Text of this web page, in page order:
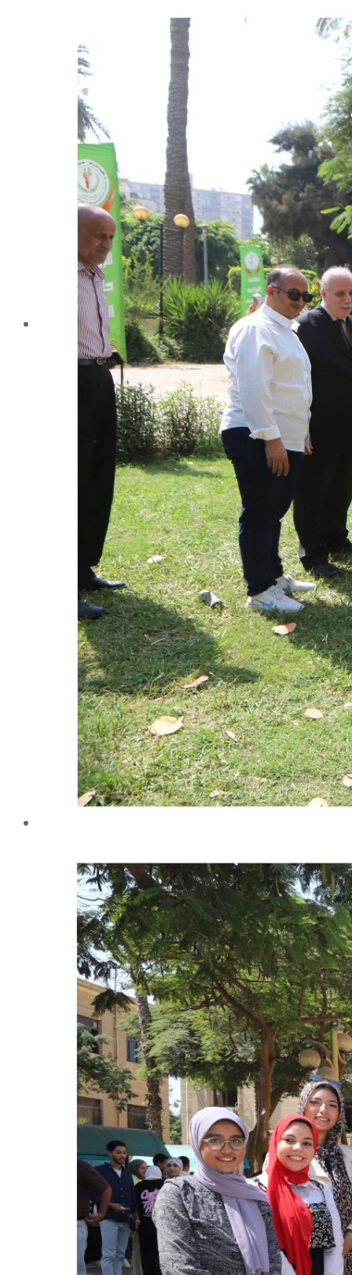
الإدارة
كلمة عميد الكلية
رؤساء الأقسام العلمية
الهيكل التنظيمى
نبذة تاريخية
تاريخ الكلية
الإدارة الحالية
الخطة الإستراتجية و التنفيذية
ميثاق الأخلاقيات
بحوث فى حقوق الملكية الفكرية
إستراتجية التعليم والتعلم
البريد الإلكترونى لإدارات و مراكز الكلية
خريطة الكلية